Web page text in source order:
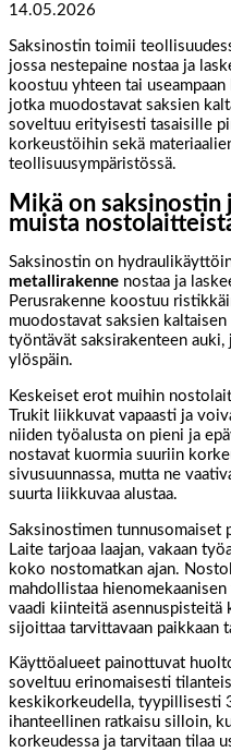
14.05.2026
Saksinostin toimii
jossa nestepaine nostaa ja
koostuu yhteen tai
jotka muodostavat saksien
soveltuu erityisesti tasaisille
korkeustöihin sekä
teollisuusympäristössä.
Mikä on saksinostin
muista
Saksinostin on
metallirakenne nostaa ja
Perusrakenne koostuu
muodostavat saksien
työntävät saksirakenteen
ylöspäin.
Keskeiset erot muihin
Trukit liikkuvat vapaasti ja
niiden työalusta on pieni ja
nostavat kuormia suuriin
sivusuunnassa, mutta ne
suurta liikkuvaa alustaa.
Saksinostimen tunnusomaiset
Laite tarjoaa laajan, vakaan
koko nostomatkan ajan.
mahdollistaa
vaadi kiinteitä asennuspisteitä
sijoittaa tarvittavaan paikkaan
Käyttöalueet painottuvat
soveltuu erinomaisesti
keskikorkeudella, tyypillisesti
ihanteellinen ratkaisu silloin,
korkeudessa ja tarvitaan tilaa